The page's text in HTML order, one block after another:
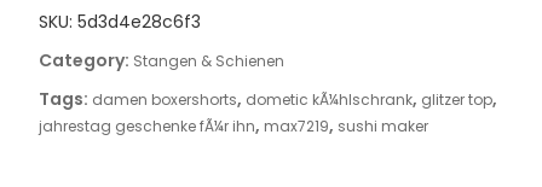
SKU: 5d3d4e28c6f3
Category: Stangen & Schienen
Tags: damen boxershorts, dometic kÃ¼hlschrank, glitzer top,
jahrestag geschenke fÃ¼r ihn, max7219, sushi maker